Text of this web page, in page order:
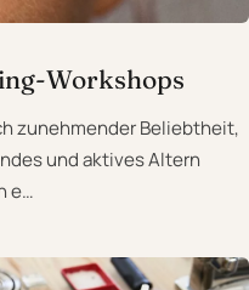
Workshops
zunehmender Beliebtheit,
und aktives Altern
e…